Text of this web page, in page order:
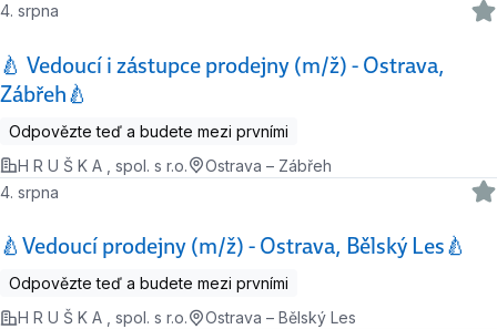
🍐 Vedoucí i zástupce prodejny (m/ž) - Ostrava,
Zábřeh🍐
4. srpna
Odpovězte teď a budete mezi prvními
H R U Š K A , spol. s r.o.
Ostrava – Zábřeh
🍐Vedoucí prodejny (m/ž) - Ostrava, Bělský Les🍐
4. srpna
Odpovězte teď a budete mezi prvními
H R U Š K A , spol. s r.o.
Ostrava – Bělský Les